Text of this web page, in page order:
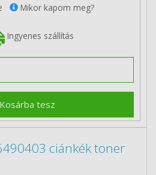
Mikor kapom meg?
Ingyenes szállítás
tesz
ciánkék toner